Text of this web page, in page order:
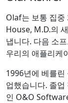
Olaf는 보통 집중
House, M.D.의
냅니다. 다음 소
우리의 애플리케
1996년에 베를
업했습니다. 졸
인 O&O